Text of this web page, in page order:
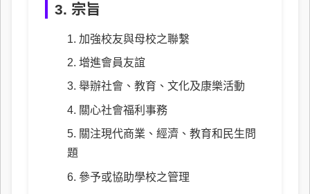
3. 宗旨
加強校友與母校之聯繫
增進會員友誼
舉辦社會、教育、文化及康樂活動
關心社會福利事務
關注現代商業、經濟、教育和民生問
題
參予或協助學校之管理